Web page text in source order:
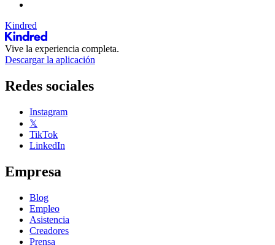
Kindred
Vive la experiencia completa.
Descargar la aplicación
Redes sociales
Instagram
𝕏
TikTok
LinkedIn
Empresa
Blog
Empleo
Asistencia
Creadores
Prensa